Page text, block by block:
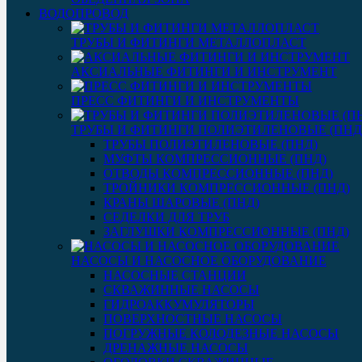
ВОДОПРОВОД
ТРУБЫ И ФИТИНГИ МЕТАЛЛОПЛАСТ
АКСИАЛЬНЫЕ ФИТИНГИ И ИНСТРУМЕНТ
ПРЕСС ФИТИНГИ И ИНСТРУМЕНТЫ
ТРУБЫ И ФИТИНГИ ПОЛИЭТИЛЕНОВЫЕ
ТРУБЫ ПОЛИЭТИЛЕНОВЫЕ (ПНД)
МУФТЫ КОМПРЕССИОННЫЕ (ПНД)
ОТВОДЫ КОМПРЕССИОННЫЕ (ПНД)
ТРОЙНИКИ КОМПРЕССИОННЫЕ (ПНД)
КРАНЫ ШАРОВЫЕ (ПНД)
СЕДЕЛКИ ДЛЯ ТРУБ
ЗАГЛУШКИ КОМПРЕССИОННЫЕ (ПНД)
НАСОСЫ И НАСОСНОЕ ОБОРУДОВАНИЕ
НАСОСНЫЕ СТАНЦИИ
СКВАЖИННЫЕ НАСОСЫ
ГИДРОАККУМУЛЯТОРЫ
ПОВЕРХНОСТНЫЕ НАСОСЫ
ПОГРУЖНЫЕ КОЛОДЕЗНЫЕ НАСОСЫ
ДРЕНАЖНЫЕ НАСОСЫ